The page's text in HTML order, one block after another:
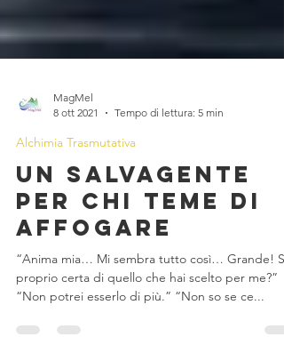
MagMel
8 ott 2021
Tempo di lettura: 5 min
Alchimia Trasmutativa
Un salvagente
per chi teme di
affogare